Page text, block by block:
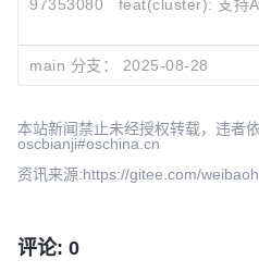
97353080
feat(cluster): 支持
e685461b
Merge pull
main 分支： 2025-08-28
本站新闻禁止未经授权转载，违者
oscbianji#oschina.cn
资讯来源:https://gitee.com/
评论: 0